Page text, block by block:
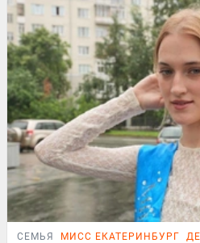
СЕМЬЯ МИСС ЕКАТЕРИНБУРГ